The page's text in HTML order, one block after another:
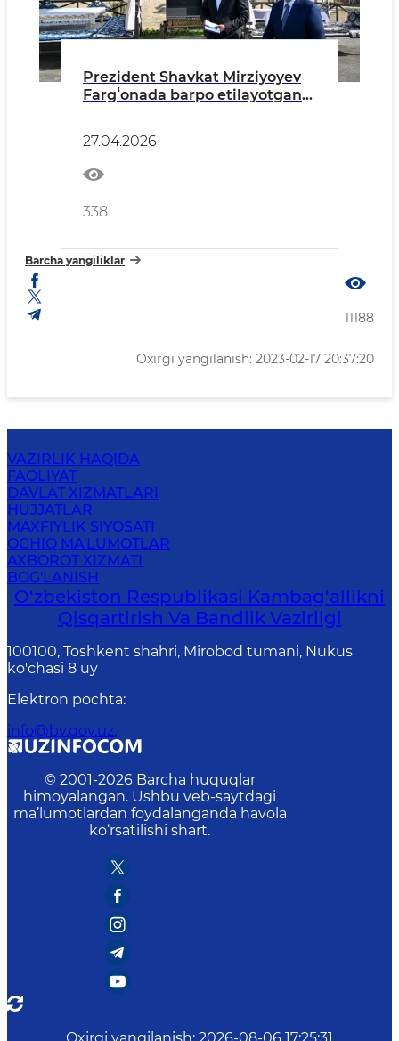
Prezident Shavkat Mirziyoyev
Fargʻonada barpo etilayotgan
27.04.2026
338
Barcha yangiliklar
11188
Oxirgi yangilanish: 2023-02-17 20:37:20
VAZIRLIK HAQIDA
FAOLIYAT
DAVLAT XIZMATLARI
HUJJATLAR
MAXFIYLIK SIYOSATI
OCHIQ MA'LUMOTLAR
AXBOROT XIZMATI
BOG'LANISH
O‘zbekiston Respublikasi Kambag‘allikni
Qisqartirish Va Bandlik Vazirligi
100100, Toshkent shahri, Mirobod tumani, Nukus
ko'chasi 8 uy
Elektron pochta:
info@bv.gov.uz.
© 2001-2026 Barcha huquqlar
himoyalangan. Ushbu veb-saytdagi
ma’lumotlardan foydalanganda havola
ko‘rsatilishi shart.